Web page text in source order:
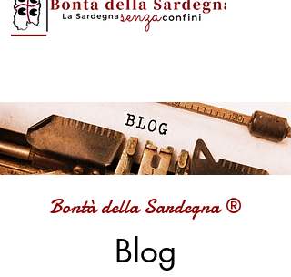
Bontà della Sardegna ®
Blog